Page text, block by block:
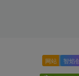
网站 智焰